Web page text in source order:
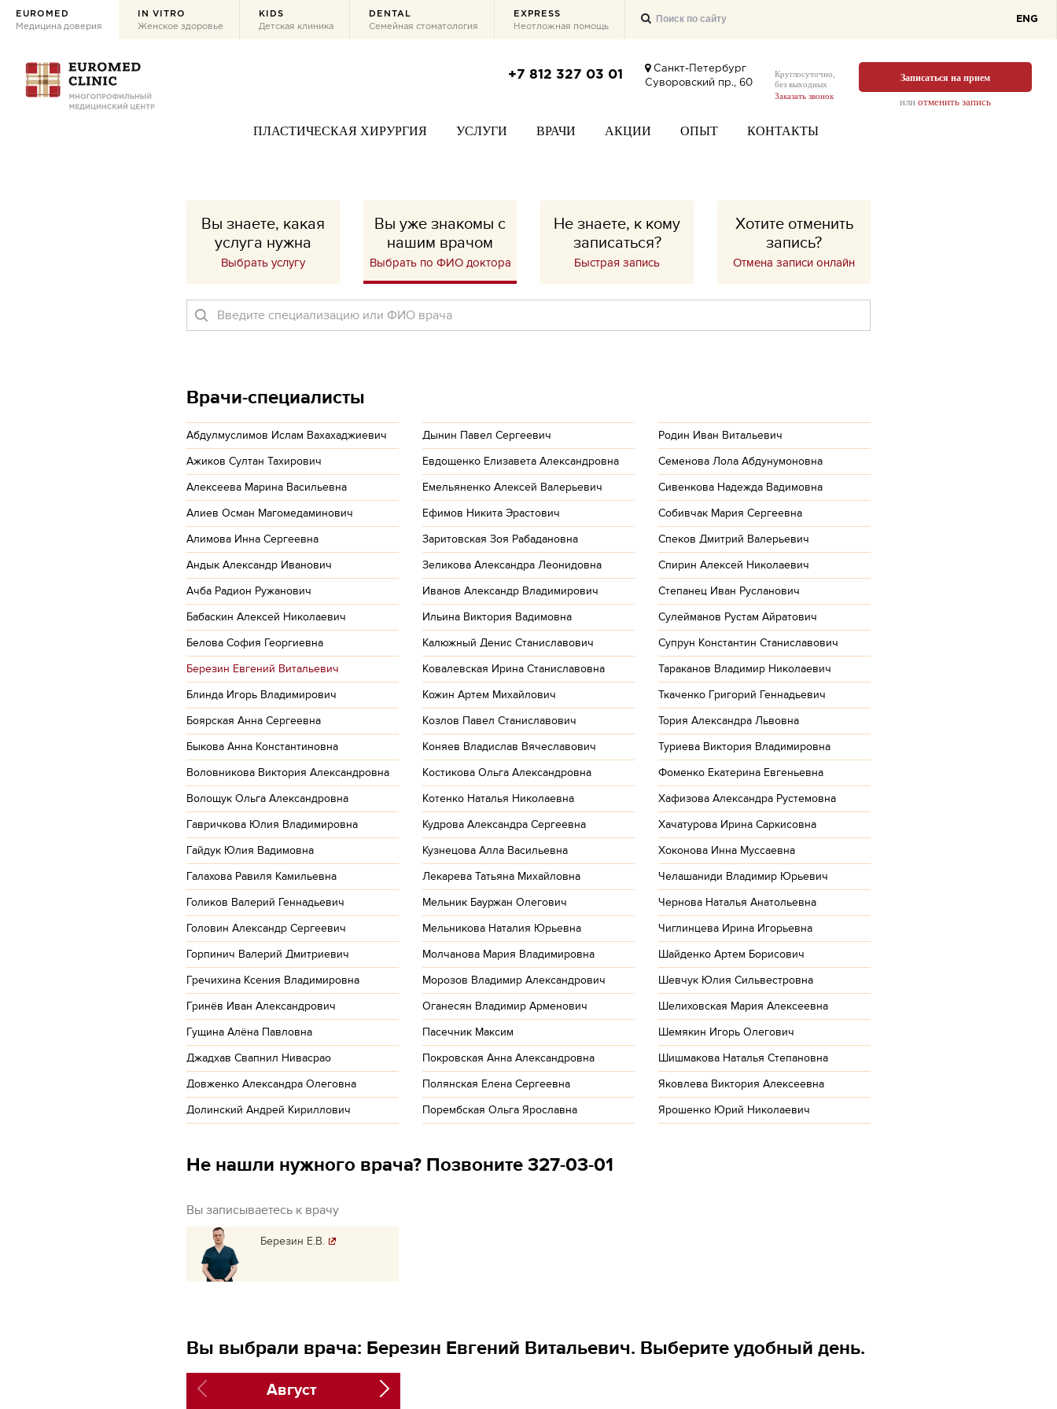
EUROMED
Медицина доверия
IN VITRO
Женское здоровье
KIDS
Детская клиника
DENTAL
Семейная стоматология
EXPRESS
Неотложная помощь
ENG
+7 812 327 03 01
Санкт-Петербург
Суворовский пр., 60
Круглосуточно,
без выходных
Заказать звонок
Записаться на прием
или отменить запись
ПЛАСТИЧЕСКАЯ ХИРУРГИЯ УСЛУГИ ВРАЧИ АКЦИИ ОПЫТ КОНТАКТЫ
Вы знаете, какая
услуга нужна
Выбрать услугу
Вы уже знакомы с
нашим врачом
Выбрать по ФИО доктора
Не знаете, к кому
записаться?
Быстрая запись
Хотите отменить
запись?
Отмена записи онлайн
Врачи-специалисты
Абдулмуслимов Ислам Вахахаджиевич
Ажиков Султан Тахирович
Алексеева Марина Васильевна
Алиев Осман Магомедаминович
Алимова Инна Сергеевна
Андык Александр Иванович
Ачба Радион Ружанович
Бабаскин Алексей Николаевич
Белова София Георгиевна
Березин Евгений Витальевич
Блинда Игорь Владимирович
Боярская Анна Сергеевна
Быкова Анна Константиновна
Воловникова Виктория Александровна
Волощук Ольга Александровна
Гавричкова Юлия Владимировна
Гайдук Юлия Вадимовна
Галахова Равиля Камильевна
Голиков Валерий Геннадьевич
Головин Александр Сергеевич
Горпинич Валерий Дмитриевич
Гречихина Ксения Владимировна
Гринёв Иван Александрович
Гущина Алёна Павловна
Джадхав Свапнил Нивасрао
Довженко Александра Олеговна
Долинский Андрей Кириллович
Дынин Павел Сергеевич
Евдощенко Елизавета Александровна
Емельяненко Алексей Валерьевич
Ефимов Никита Эрастович
Заритовская Зоя Рабадановна
Зеликова Александра Леонидовна
Иванов Александр Владимирович
Ильина Виктория Вадимовна
Калюжный Денис Станиславович
Ковалевская Ирина Станиславовна
Кожин Артем Михайлович
Козлов Павел Станиславович
Коняев Владислав Вячеславович
Костикова Ольга Александровна
Котенко Наталья Николаевна
Кудрова Александра Сергеевна
Кузнецова Алла Васильевна
Лекарева Татьяна Михайловна
Мельник Бауржан Олегович
Мельникова Наталия Юрьевна
Молчанова Мария Владимировна
Морозов Владимир Александрович
Оганесян Владимир Арменович
Пасечник Максим
Покровская Анна Александровна
Полянская Елена Сергеевна
Порембская Ольга Ярославна
Родин Иван Витальевич
Семенова Лола Абдунумоновна
Сивенкова Надежда Вадимовна
Собивчак Мария Сергеевна
Спеков Дмитрий Валерьевич
Спирин Алексей Николаевич
Степанец Иван Русланович
Сулейманов Рустам Айратович
Супрун Константин Станиславович
Тараканов Владимир Николаевич
Ткаченко Григорий Геннадьевич
Тория Александра Львовна
Туриева Виктория Владимировна
Фоменко Екатерина Евгеньевна
Хафизова Александра Рустемовна
Хачатурова Ирина Саркисовна
Хоконова Инна Муссаевна
Челашаниди Владимир Юрьевич
Чернова Наталья Анатольевна
Чиглинцева Ирина Игорьевна
Шайденко Артем Борисович
Шевчук Юлия Сильвестровна
Шелиховская Мария Алексеевна
Шемякин Игорь Олегович
Шишмакова Наталья Степановна
Яковлева Виктория Алексеевна
Ярошенко Юрий Николаевич
Не нашли нужного врача? Позвоните 327-03-01
Вы записываетесь к врачу
Березин Е.В.
Вы выбрали врача: Березин Евгений Витальевич. Выберите удобный день.
Август